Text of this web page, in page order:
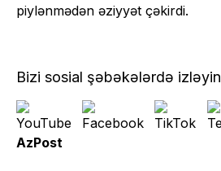
piylənmədən əziyyət çəkirdi.
Bizi sosial şəbəkələrdə izləyin
AzPost